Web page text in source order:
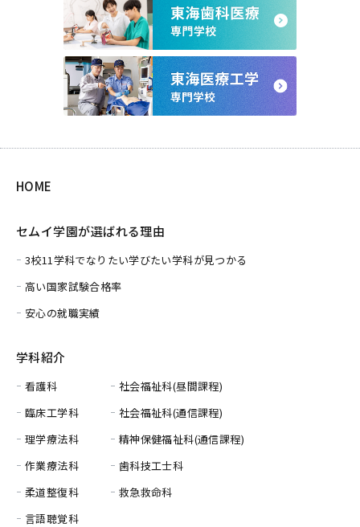
HOME
セムイ学園が選ばれる理由
3校11学科でなりたい学びたい学科が見つかる
高い国家試験合格率
安心の就職実績
学科紹介
看護科
臨床工学科
理学療法科
作業療法科
柔道整復科
言語聴覚科
社会福祉科(昼間課程)
社会福祉科(通信課程)
精神保健福祉科(通信課程)
歯科技工士科
救急救命科